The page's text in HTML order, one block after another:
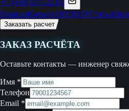
+7 (499) 677-22-93
ГлавнаяКаталогПОДБОРСтатьи
Заказать расчет
ЗАКАЗ РАСЧЁТА
Оставьте контакты — инженер
Имя *
Телефон
Email *